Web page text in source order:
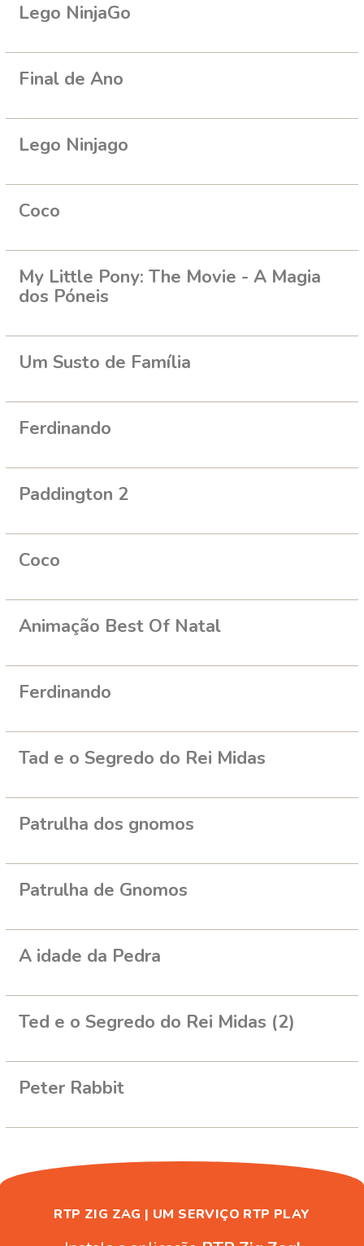
Lego NinjaGo
Final de Ano
Lego Ninjago
Coco
My Little Pony: The Movie - A Magia
dos Póneis
Um Susto de Família
Ferdinando
Paddington 2
Coco
Animação Best Of Natal
Ferdinando
Tad e o Segredo do Rei Midas
Patrulha dos gnomos
Patrulha de Gnomos
A idade da Pedra
Ted e o Segredo do Rei Midas (2)
Peter Rabbit
RTP ZIG ZAG | UM SERVIÇO RTP PLAY